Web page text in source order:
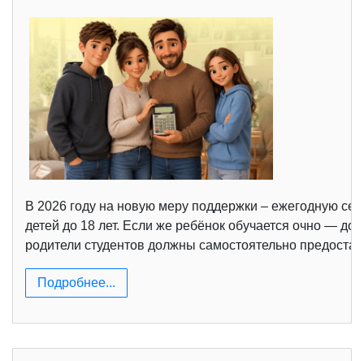
В 2026 году на новую меру поддержки – ежегодную
детей до 18 лет. Если же ребёнок обучается очно —
родители студентов должны самостоятельно
Подробнее...